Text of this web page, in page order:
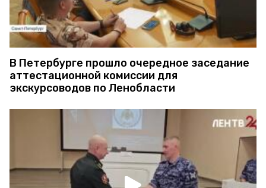
В Петербурге прошло очередное заседание
аттестационной комиссии для
экскурсоводов по Ленобласти